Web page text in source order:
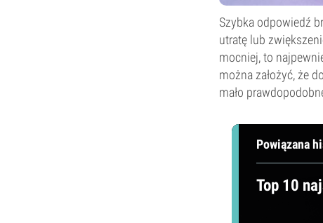
Szybka odpowiedź
utratę lub
mocniej, to
można założyć, że
mało
Powiązana
Top 10